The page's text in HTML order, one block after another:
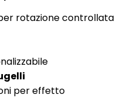
rotazione controllata
per effetto